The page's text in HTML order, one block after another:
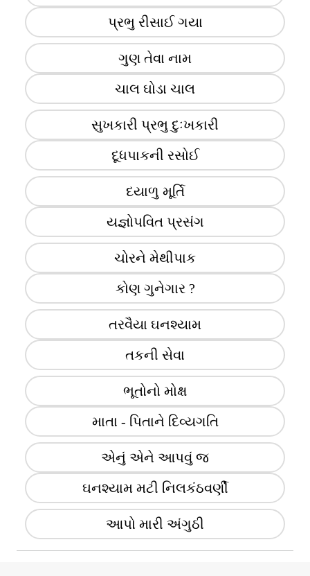
પ્રભુ રીસાઈ ગયા
ગુણ તેવા નામ
ચાલ ઘોડા ચાલ
સુખકારી પ્રભુ દુઃખકારી
દૂધપાકની રસોઈ
દયાળુ મૂર્તિ
યજ્ઞોપવિત પ્રસંગ
ચોરને મેથીપાક
કોણ ગુનેગાર ?
તરવૈયા ઘનશ્યામ
તકની સેવા
ભૂતોનો મોક્ષ
માતા - પિતાને દિવ્યગતિ
એનું એને આપવું જ
ઘનશ્યામ મટી નિલકંઠવર્ણી
આપો મારી અંગુઠી